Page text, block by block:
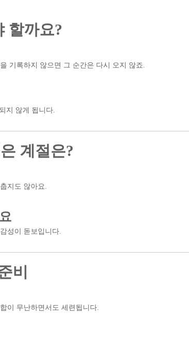
할까요?
기록하지 않으면 그 순간은 다시 오지 않죠.
지 않게 됩니다.
계절은?
지도 않아요.
성이 돋보입니다.
비
이 무난하면서도 세련됩니다.